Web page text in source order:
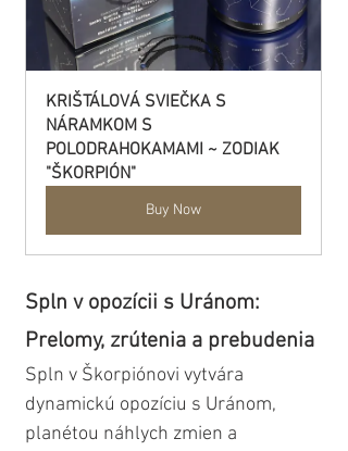
KRIŠTÁLOVÁ SVIEČKA S
NÁRAMKOM S
POLODRAHOKAMAMI ~ ZODIAK
"ŠKORPIÓN"
Buy Now
Spln v opozícii s Uránom:
Prelomy, zrútenia a prebudenia
Spln v Škorpiónovi vytvára
dynamickú opozíciu s Uránom,
planétou náhlych zmien a